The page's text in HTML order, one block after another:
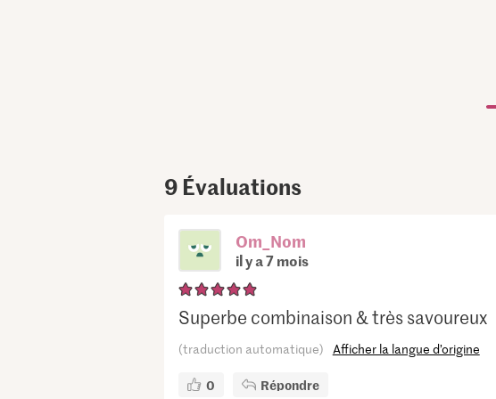
9 Évaluations
Om_Nom
il y a 7 mois
Superbe combinaison & très savoureux
(traduction automatique) Afficher la langue d’origine
0 Répondre